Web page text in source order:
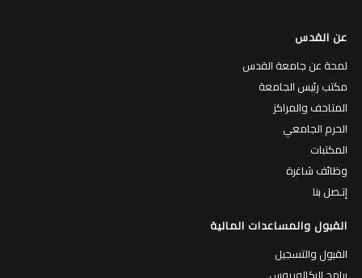
عن القدس
لمحة عن جامعة القدس
مكتب رئيس الجامعة
المتاحف والمراكز
الحرم الجامعي
وظائف شاغرة
إتـصل بنا